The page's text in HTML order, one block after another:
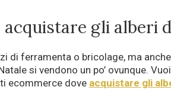
acquistare gli alberi
di ferramenta o bricolage, ma
si vendono un po’ ovunque.
ecommerce dove acquistare gli